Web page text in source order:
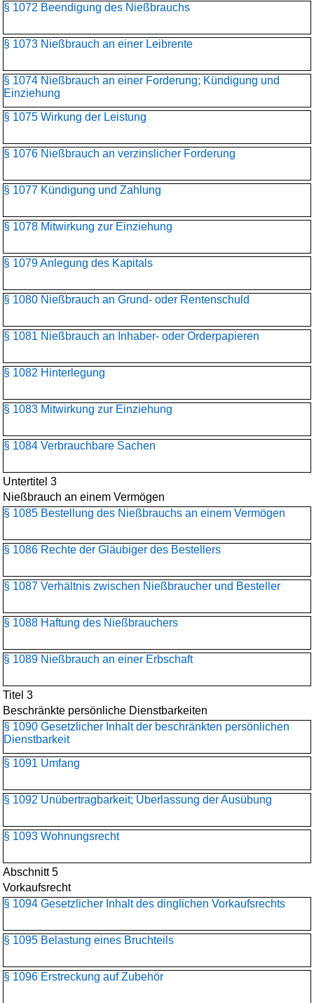
§ 1072 Beendigung des Nießbrauchs
§ 1073 Nießbrauch an einer Leibrente
§ 1074 Nießbrauch an einer Forderung; Kündigung und
Einziehung
§ 1075 Wirkung der Leistung
§ 1076 Nießbrauch an verzinslicher Forderung
§ 1077 Kündigung und Zahlung
§ 1078 Mitwirkung zur Einziehung
§ 1079 Anlegung des Kapitals
§ 1080 Nießbrauch an Grund- oder Rentenschuld
§ 1081 Nießbrauch an Inhaber- oder Orderpapieren
§ 1082 Hinterlegung
§ 1083 Mitwirkung zur Einziehung
§ 1084 Verbrauchbare Sachen
Untertitel 3
Nießbrauch an einem Vermögen
§ 1085 Bestellung des Nießbrauchs an einem Vermögen
§ 1086 Rechte der Gläubiger des Bestellers
§ 1087 Verhältnis zwischen Nießbraucher und Besteller
§ 1088 Haftung des Nießbrauchers
§ 1089 Nießbrauch an einer Erbschaft
Titel 3
Beschränkte persönliche Dienstbarkeiten
§ 1090 Gesetzlicher Inhalt der beschränkten persönlichen
Dienstbarkeit
§ 1091 Umfang
§ 1092 Unübertragbarkeit; Überlassung der Ausübung
§ 1093 Wohnungsrecht
Abschnitt 5
Vorkaufsrecht
§ 1094 Gesetzlicher Inhalt des dinglichen Vorkaufsrechts
§ 1095 Belastung eines Bruchteils
§ 1096 Erstreckung auf Zubehör